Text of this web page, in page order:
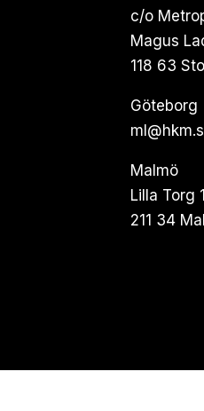
c/o
Magus
118 63
Göteborg
Malmö
Lilla Torg 1
211 34